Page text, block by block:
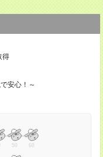
得
安心！～
50 60